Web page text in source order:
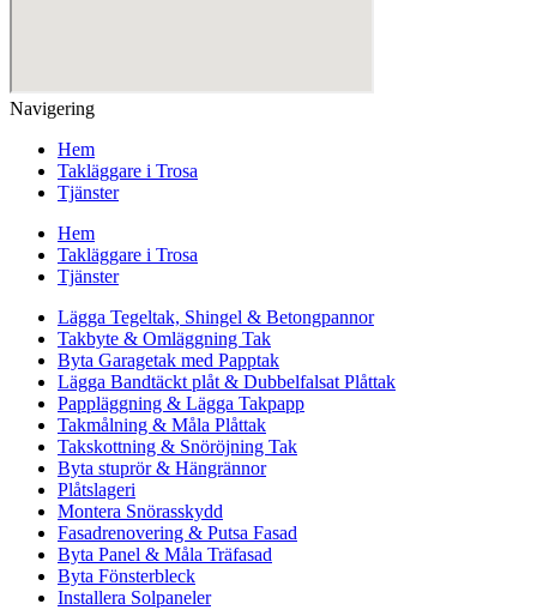
Navigering
Hem
Takläggare i Trosa
Tjänster
Hem
Takläggare i Trosa
Tjänster
Lägga Tegeltak, Shingel & Betongpannor
Takbyte & Omläggning Tak
Byta Garagetak med Papptak
Lägga Bandtäckt plåt & Dubbelfalsat Plåttak
Pappläggning & Lägga Takpapp
Takmålning & Måla Plåttak
Takskottning & Snöröjning Tak
Byta stuprör & Hängrännor
Plåtslageri
Montera Snörasskydd
Fasadrenovering & Putsa Fasad
Byta Panel & Måla Träfasad
Byta Fönsterbleck
Installera Solpaneler